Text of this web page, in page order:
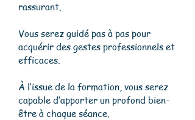
rassurant.
Vous serez guidé pas à pas pour
acquérir des gestes professionnels et
efficaces.
À l’issue de la formation, vous serez
capable d’apporter un profond bien-
être à chaque séance.